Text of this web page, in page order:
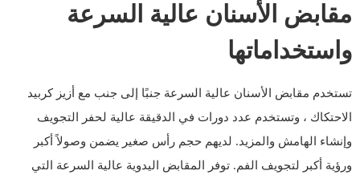
مقابض الأسنان عالية السرعة
واستخداماتها
تستخدم مقابض الأسنان عالية السرعة جنبًا إلى جنب مع أزيز كربيد
الاحتكاك ، وتستخدم عدد دورات في الدقيقة عالية لحفر التجويف
وإنشاء الهامش والمزيد. لديهم حجم رأس صغير يضمن وصولاً أكبر
ورؤية أكبر لتجويف الفم. توفر المقابض اليدوية عالية السرعة التي